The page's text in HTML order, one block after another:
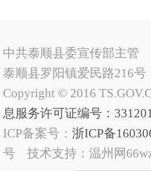
中共泰顺县委宣传部主管
泰顺县罗阳镇爱民路216号
Copyright © 2016
息服务许可证编号：
ICP备案号： 浙ICP备
号 技术支持：温州网